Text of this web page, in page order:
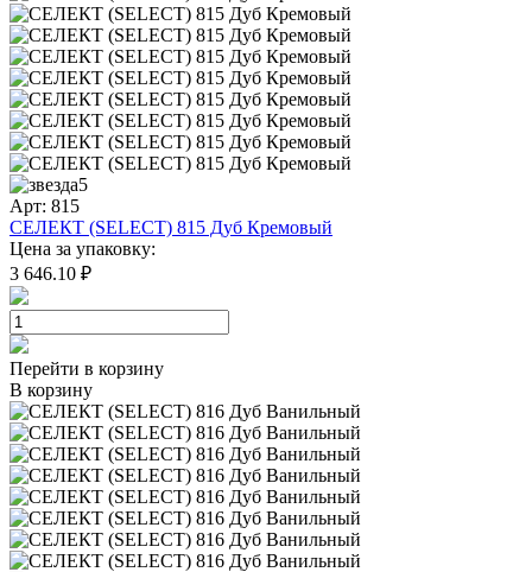
5
Арт: 815
СЕЛЕКТ (SELECT) 815 Дуб Кремовый
Цена за упаковку:
3 646.10 ₽
Перейти в корзину
В корзину